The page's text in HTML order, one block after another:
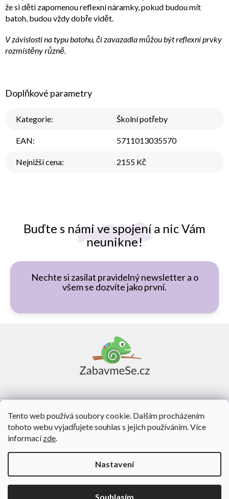
Tento web používá soubory cookie. Dalším procházením
tohoto webu vyjadřujete souhlas s jejich používáním. Více
informacízde.
Nastavení
Souhlasím
Buďte s námi ve spojení a nic Vám
neunikne!
Nechte si zasílat pravidelný newsletter a o
všem se dozvíte jako první.
že si děti zapomenou reflexní náramky, pokud budou mít
batoh, budou vždy dobře vidět.
V závislosti na typu batohu, či zavazadla můžou být reflexní prvky
rozmístěny různě.
Doplňkové parametry
Kategorie: Školní potřeby
EAN: 5711013035570
Nejnižší cena: 2155 Kč
O nás
Vytvořil Shoptet